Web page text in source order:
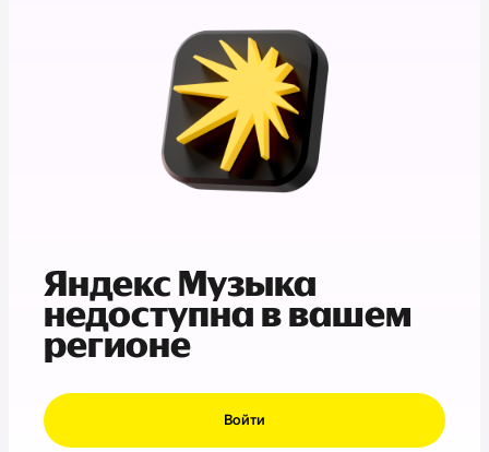
Яндекс Музыка
недоступна в вашем
регионе
Войти